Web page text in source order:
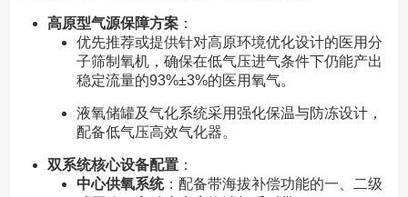
高原型气源保障方案：
优先推荐或提供针对高原环境优化设计的医用分
子筛制氧机，确保在低气压进气条件下仍能产出
稳定流量的93%±3%的医用氧气。
液氧储罐及气化系统采用强化保温与防冻设计，
配备低气压高效气化器。
双系统核心设备配置：
中心供氧系统：配备带海拔补偿功能的一、二级